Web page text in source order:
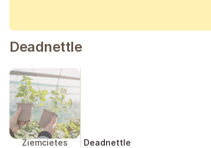
Deadnettle
Ziemcietes Deadnettle